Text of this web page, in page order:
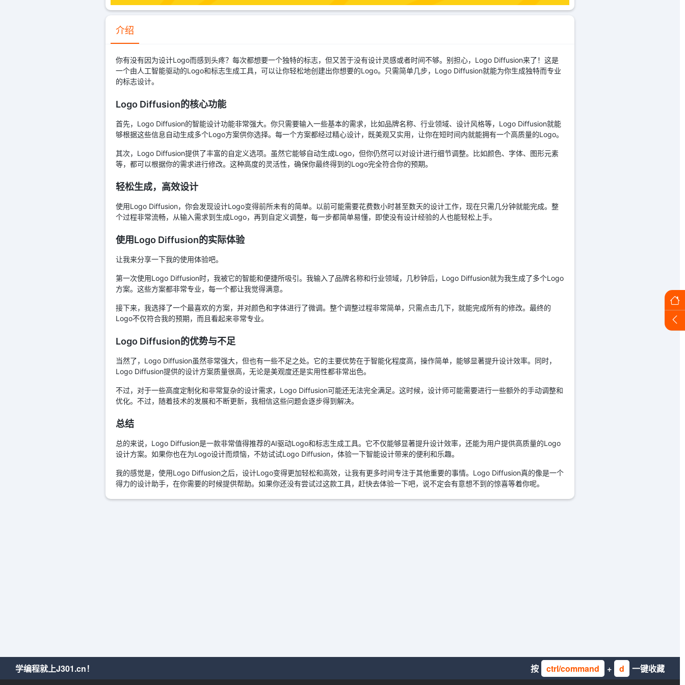
介绍
你有没有因为设计Logo而感到头疼？每次都想要一个独特的标志，但又苦于没有设计灵感或者时间不够。别担心，Logo Diffusion来了！这是
一个由人工智能驱动的Logo和标志生成工具，可以让你轻松地创建出你想要的Logo。只需简单几步，Logo Diffusion就能为你生成独特而专业
的标志设计。
Logo Diffusion的核心功能
首先，Logo Diffusion的智能设计功能非常强大。你只需要输入一些基本的需求，比如品牌名称、行业领域、设计风格等，Logo Diffusion就能
够根据这些信息自动生成多个Logo方案供你选择。每一个方案都经过精心设计，既美观又实用，让你在短时间内就能拥有一个高质量的Logo。
其次，Logo Diffusion提供了丰富的自定义选项。虽然它能够自动生成Logo，但你仍然可以对设计进行细节调整。比如颜色、字体、图形元素
等，都可以根据你的需求进行修改。这种高度的灵活性，确保你最终得到的Logo完全符合你的预期。
轻松生成，高效设计
使用Logo Diffusion，你会发现设计Logo变得前所未有的简单。以前可能需要花费数小时甚至数天的设计工作，现在只需几分钟就能完成。整
个过程非常流畅，从输入需求到生成Logo，再到自定义调整，每一步都简单易懂，即使没有设计经验的人也能轻松上手。
使用Logo Diffusion的实际体验
让我来分享一下我的使用体验吧。
第一次使用Logo Diffusion时，我被它的智能和便捷所吸引。我输入了品牌名称和行业领域，几秒钟后，Logo Diffusion就为我生成了多个Logo
方案。这些方案都非常专业，每一个都让我觉得满意。
接下来，我选择了一个最喜欢的方案，并对颜色和字体进行了微调。整个调整过程非常简单，只需点击几下，就能完成所有的修改。最终的
Logo不仅符合我的预期，而且看起来非常专业。
Logo Diffusion的优势与不足
当然了，Logo Diffusion虽然非常强大，但也有一些不足之处。它的主要优势在于智能化程度高，操作简单，能够显著提升设计效率。同时，
Logo Diffusion提供的设计方案质量很高，无论是美观度还是实用性都非常出色。
不过，对于一些高度定制化和非常复杂的设计需求，Logo Diffusion可能还无法完全满足。这时候，设计师可能需要进行一些额外的手动调整和
优化。不过，随着技术的发展和不断更新，我相信这些问题会逐步得到解决。
总结
总的来说，Logo Diffusion是一款非常值得推荐的AI驱动Logo和标志生成工具。它不仅能够显著提升设计效率，还能为用户提供高质量的Logo
设计方案。如果你也在为Logo设计而烦恼，不妨试试Logo Diffusion，体验一下智能设计带来的便利和乐趣。
我的感觉是，使用Logo Diffusion之后，设计Logo变得更加轻松和高效，让我有更多时间专注于其他重要的事情。Logo Diffusion真的像是一个
得力的设计助手，在你需要的时候提供帮助。如果你还没有尝试过这款工具，赶快去体验一下吧，说不定会有意想不到的惊喜等着你呢。
学编程就上J301.cn！ 按 ctrl/command + d 一键收藏